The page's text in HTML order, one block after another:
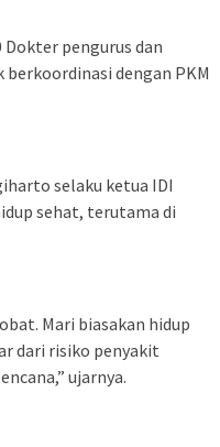
pengurus dan
dengan PKM
selaku ketua IDI
sehat, terutama di
Mari biasakan hidup
dari risiko penyakit
ujarnya.